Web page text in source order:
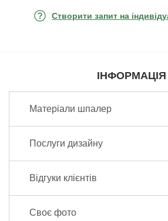
Створити запит на
ІНФОРМАЦІЯ
Матеріали шпалер
Послуги дизайну
Відгуки клієнтів
Своє фото